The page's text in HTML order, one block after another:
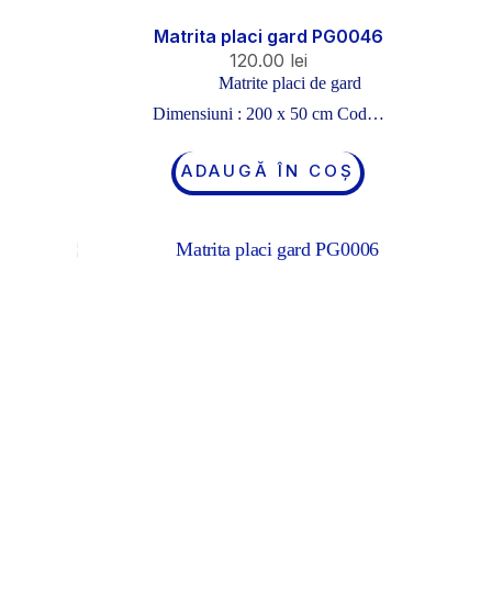
Matrita placi gard PG0046
120.00 lei
Matrite placi de gard
Dimensiuni : 200 x 50 cm Cod…
ADAUGĂ ÎN COȘ